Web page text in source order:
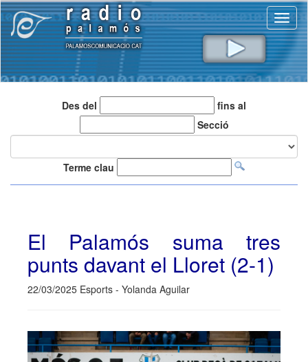
Des del
fins al
Secció
Terme clau
El Palamós suma tres
punts davant el Lloret (2-1)
22/03/2025 Esports - Yolanda Aguilar